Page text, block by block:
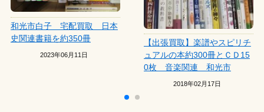
和光市白子 宅配買取 日本
史関連書籍を約350冊
2023年06月11日
【出張買取】楽譜やスピリチ
ュアルの本約300冊とＣＤ15
0枚 音楽関連 和光市
2018年02月17日